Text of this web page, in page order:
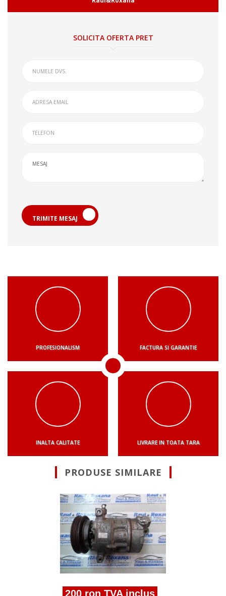
SOLICITA OFERTA PRET
TRIMITE MESAJ
PROFESIONALISM FACTURA SI GARANTIE
INALTA CALITATE LIVRARE IN TOATA TARA
PRODUSE SIMILARE
500 ron TVA
compresor clima
442100-4001